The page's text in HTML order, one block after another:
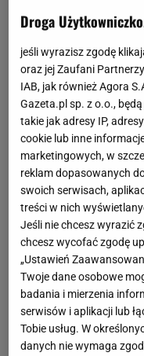
Droga
jeśli wyrazisz zgodę
oraz jej Zaufani
IAB, jak również Agora
Gazeta.pl sp. z o.o.,
takie jak adresy IP,
cookie lub inne
marketingowych, w
reklam dopasowanych
swoich serwisach,
treści w nich
Jeśli nie chcesz wyrazić
chcesz wycofać zgodę
„Ustawień
Twoje dane osobowe
badania i mierzenia
serwisów i aplikacji lub
Tobie usług. W
danych nie wymaga